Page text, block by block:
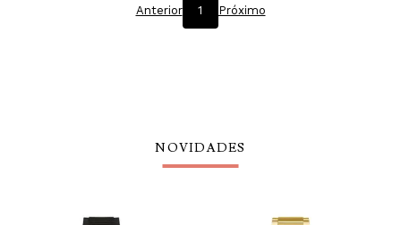
Anterior 1 Próximo
NOVIDADES